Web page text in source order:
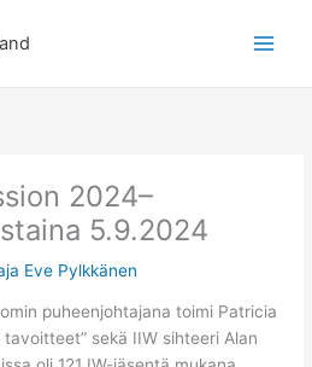
2024–
5.9.2024
Eve Pylkkänen
puheenjohtajana toimi Patricia
sekä IIW sihteeri Alan